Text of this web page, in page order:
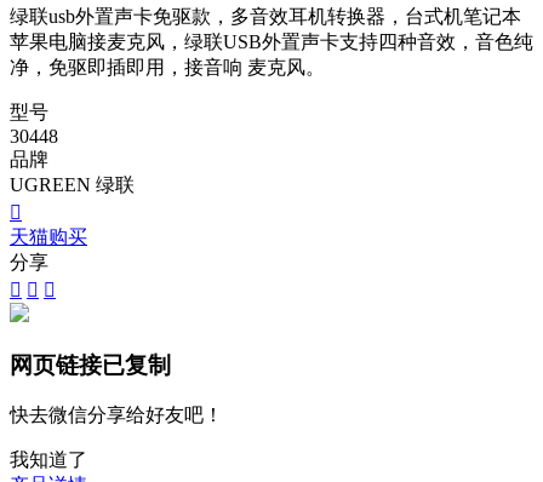
绿联usb外置声卡免驱款，多音效耳机转换器，台式机笔记本
苹果电脑接麦克风，绿联USB外置声卡支持四种音效，音色纯
净，免驱即插即用，接音响 麦克风。
型号
30448
品牌
UGREEN 绿联

天猫购买
分享
  
网页链接已复制
快去微信分享给好友吧！
我知道了